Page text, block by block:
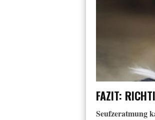
FAZIT:
Seufzeratmung